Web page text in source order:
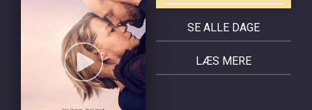
SE ALLE DAGE
LÆS MERE